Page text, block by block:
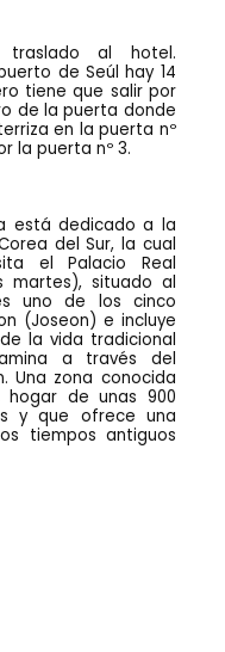
al hotel.
de Seúl hay 14
tiene que salir por
de la puerta donde
en la puerta nº
la puerta nº 3.
está dedicado a la
del Sur, la cual
el Palacio Real
martes), situado al
uno de los cinco
(Joseon) e incluye
la vida tradicional
a través del
Una zona conocida
hogar de unas 900
y que ofrece una
tiempos antiguos